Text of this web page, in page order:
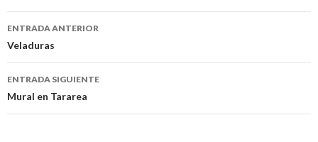
Ir
a
la
entrada
ENTRADA ANTERIOR
Veladuras
ENTRADA SIGUIENTE
Mural en Tararea